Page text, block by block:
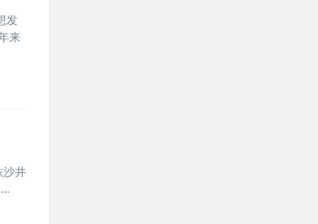
发
来
沙井
…